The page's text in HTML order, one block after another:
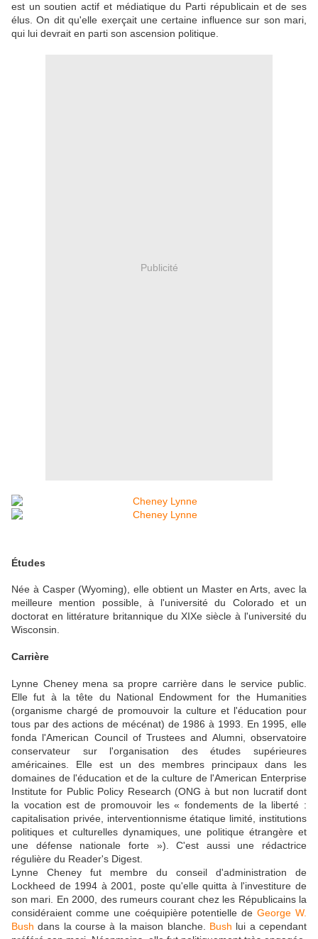
est un soutien actif et médiatique du Parti républicain et de ses
élus. On dit qu'elle exerçait une certaine influence sur son mari,
qui lui devrait en parti son ascension politique.
Publicité
Études
Née à Casper (Wyoming), elle obtient un Master en Arts, avec la
meilleure mention possible, à l'université du Colorado et un
doctorat en littérature britannique du XIXe siècle à l'université du
Wisconsin.
Carrière
Lynne Cheney mena sa propre carrière dans le service public.
Elle fut à la tête du National Endowment for the Humanities
(organisme chargé de promouvoir la culture et l'éducation pour
tous par des actions de mécénat) de 1986 à 1993. En 1995, elle
fonda l'American Council of Trustees and Alumni, observatoire
conservateur sur l'organisation des études supérieures
américaines. Elle est un des membres principaux dans les
domaines de l'éducation et de la culture de l'American Enterprise
Institute for Public Policy Research (ONG à but non lucratif dont
la vocation est de promouvoir les « fondements de la liberté :
capitalisation privée, interventionnisme étatique limité, institutions
politiques et culturelles dynamiques, une politique étrangère et
une défense nationale forte »). C'est aussi une rédactrice
régulière du Reader's Digest.
Lynne Cheney fut membre du conseil d'administration de
Lockheed de 1994 à 2001, poste qu'elle quitta à l'investiture de
son mari. En 2000, des rumeurs courant chez les Républicains la
considéraient comme une coéquipière potentielle deGeorge W.
Bush dans la course à la maison blanche. Bush lui a cependant